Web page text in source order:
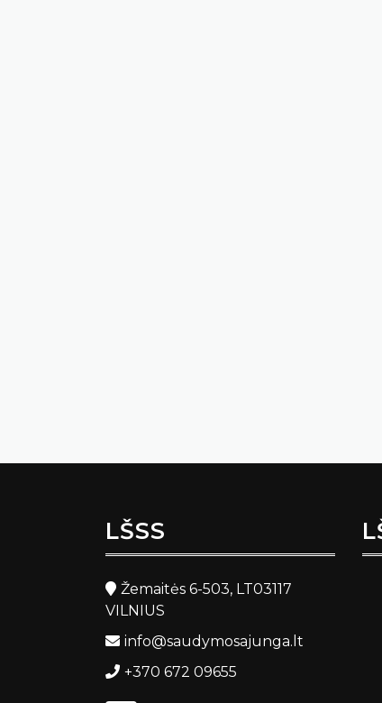
LŠSS
Žemaitės 6-503, LT03117
VILNIUS
info@saudymosajunga.lt
+370 672 09655